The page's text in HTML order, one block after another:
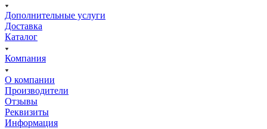
Дополнительные услуги
Доставка
Каталог
Компания
О компании
Производители
Отзывы
Реквизиты
Информация